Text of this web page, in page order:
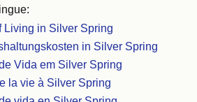
Living in Silver Spring
in Silver Spring
Vida em Silver Spring
la vie à Silver Spring